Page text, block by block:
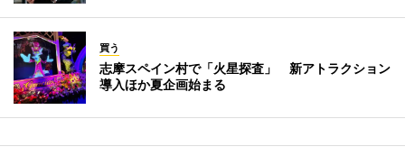
買う
志摩スペイン村で「火星探査」 新アトラクション
導入ほか夏企画始まる